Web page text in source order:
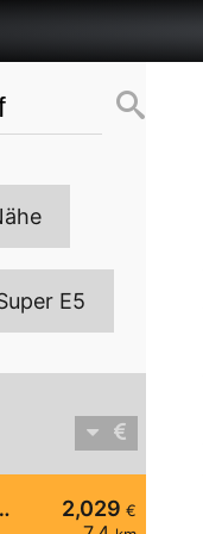
E5
2,029 €
BIRKENWEG 1A